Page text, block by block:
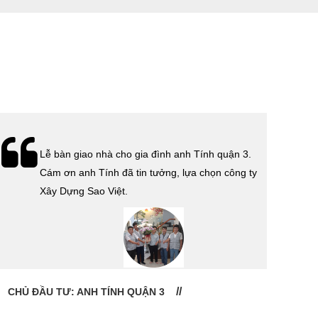
Lễ bàn giao nhà cho gia đình anh Tính quận 3.
Cám ơn anh Tính đã tin tưởng, lựa chọn công ty
Xây Dựng Sao Việt.
CHỦ ĐẦU TƯ: ANH TÍNH QUẬN 3